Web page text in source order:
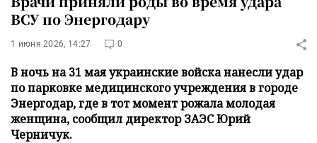
ВСУ по Энергодару
1 июня 2026, 14:27 0
В ночь на 31 мая украинские войска нанесли удар
по парковке медицинского учреждения в городе
Энергодар, где в тот момент рожала молодая
женщина, сообщил директор ЗАЭС Юрий
Черничук.